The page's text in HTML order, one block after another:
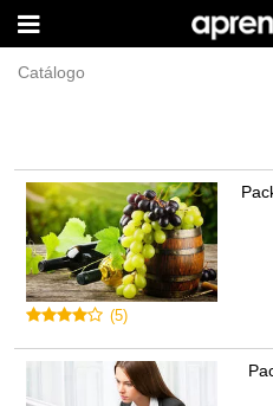
Catálogo
(5)